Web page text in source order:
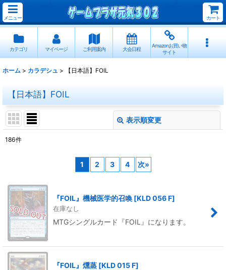
メニュー カート
カテゴリ マイページ ご利用案内 大会日程
Amazonお買い物
サイト
ホーム > カラデシュ > 【日本語】FOIL
【日本語】FOIL
表示順変更
絞り込む
186件
1 2 3 4 次»
『FOIL』機械医学的召喚 [KLD 056 F]
在庫なし
MTGシングルカード『FOIL』になります。
『FOIL』燻蒸 [KLD 015 F]